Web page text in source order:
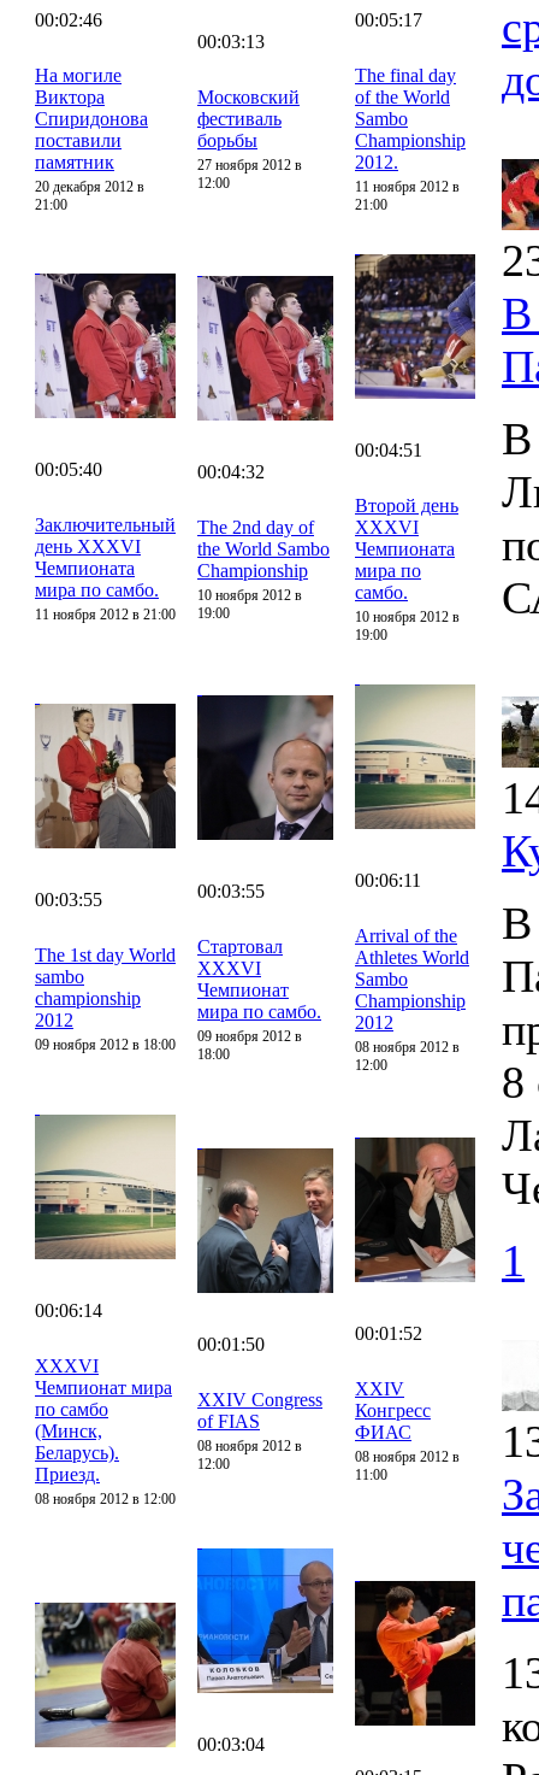
00:02:46
На могиле
Виктора
Спиридонова
поставили
памятник
20 декабря 2012 в
21:00
00:03:13
Московский
фестиваль
борьбы
27 ноября 2012 в
12:00
00:05:17
The final day
of the World
Sambo
Championship
2012.
11 ноября 2012 в
21:00
00:05:40
Заключительный
день XXXVI
Чемпионата
мира по самбо.
11 ноября 2012 в 21:00
00:04:32
The 2nd day of
the World Sambo
Championship
10 ноября 2012 в
19:00
00:04:51
Второй день
XXXVI
Чемпионата
мира по
самбо.
10 ноября 2012 в
19:00
00:03:55
The 1st day World
sambo
championship
2012
09 ноября 2012 в 18:00
00:03:55
Стартовал
XXXVI
Чемпионат
мира по самбо.
09 ноября 2012 в
18:00
00:06:11
Arrival of the
Athletes World
Sambo
Championship
2012
08 ноября 2012 в
12:00
00:06:14
XXXVI
Чемпионат мира
по самбо
(Минск,
Беларусь).
Приезд.
08 ноября 2012 в 12:00
00:01:50
XXIV Congress
of FIAS
08 ноября 2012 в
12:00
00:01:52
XXIV
Конгресс
ФИАС
08 ноября 2012 в
11:00
00:03:04
В
В
В
8
1